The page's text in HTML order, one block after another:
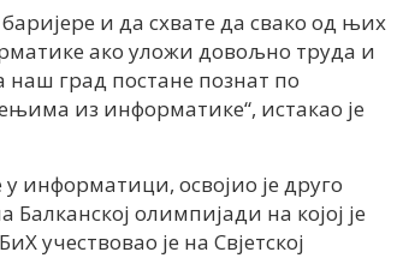
и да схвате да свако од њих
ако уложи довољно труда и
град постане познат по
из информатике“, истакао је
информатици, освојио је друго
олимпијади на којој је
учествовао је на Свјетској